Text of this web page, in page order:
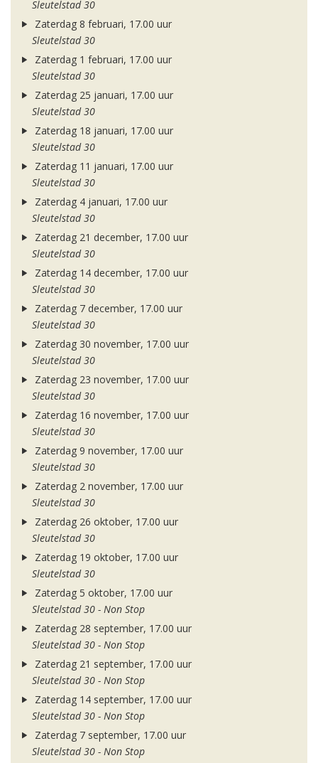
Sleutelstad 30
Zaterdag 8 februari, 17.00 uur
Sleutelstad 30
Zaterdag 1 februari, 17.00 uur
Sleutelstad 30
Zaterdag 25 januari, 17.00 uur
Sleutelstad 30
Zaterdag 18 januari, 17.00 uur
Sleutelstad 30
Zaterdag 11 januari, 17.00 uur
Sleutelstad 30
Zaterdag 4 januari, 17.00 uur
Sleutelstad 30
Zaterdag 21 december, 17.00 uur
Sleutelstad 30
Zaterdag 14 december, 17.00 uur
Sleutelstad 30
Zaterdag 7 december, 17.00 uur
Sleutelstad 30
Zaterdag 30 november, 17.00 uur
Sleutelstad 30
Zaterdag 23 november, 17.00 uur
Sleutelstad 30
Zaterdag 16 november, 17.00 uur
Sleutelstad 30
Zaterdag 9 november, 17.00 uur
Sleutelstad 30
Zaterdag 2 november, 17.00 uur
Sleutelstad 30
Zaterdag 26 oktober, 17.00 uur
Sleutelstad 30
Zaterdag 19 oktober, 17.00 uur
Sleutelstad 30
Zaterdag 5 oktober, 17.00 uur
Sleutelstad 30 - Non Stop
Zaterdag 28 september, 17.00 uur
Sleutelstad 30 - Non Stop
Zaterdag 21 september, 17.00 uur
Sleutelstad 30 - Non Stop
Zaterdag 14 september, 17.00 uur
Sleutelstad 30 - Non Stop
Zaterdag 7 september, 17.00 uur
Sleutelstad 30 - Non Stop